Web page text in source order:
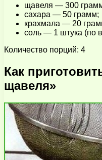
щавеля — 300
сахара — 50 грамм;
крахмала — 20
соль — 1 штука (по
Количество порций: 4
Как
щавеля»